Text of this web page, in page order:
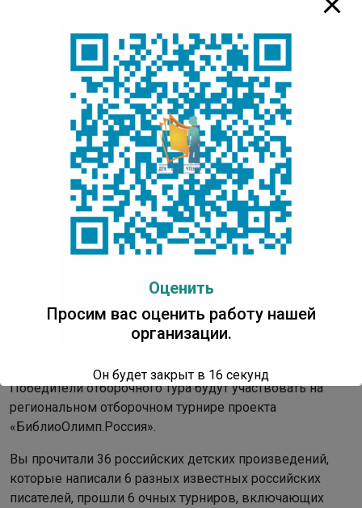
Этот турнир был последним отборочным этапом.
Победители отборочного тура будут участвовать на
региональном отборочном турнире проекта
«БиблиоОлимп.Россия».
Вы прочитали 36 российских детских произведений,
которые написали 6 разных известных российских
писателей, прошли 6 очных турниров, включающих
Оценить
Просим вас оценить работу нашей
организации.
Он будет закрыт в 16 секунд